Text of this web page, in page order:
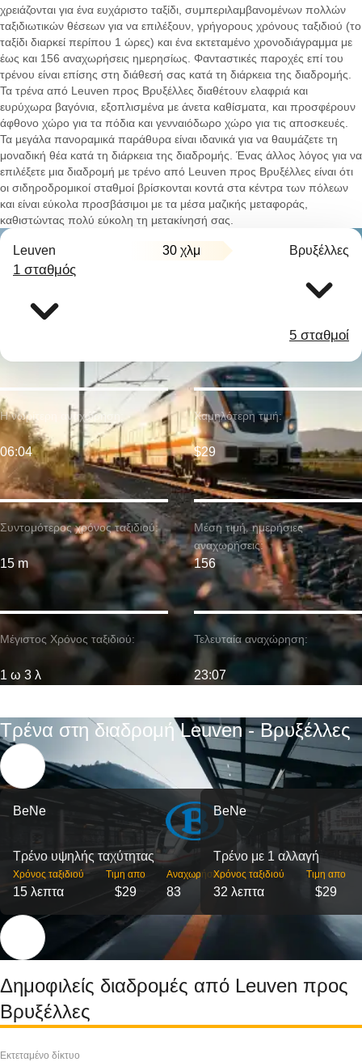
χρειάζονται για ένα ευχάριστο ταξίδι, συμπεριλαμβανομένων πολλών
ταξιδιωτικών θέσεων για να επιλέξουν, γρήγορους χρόνους ταξιδιού (το
ταξίδι διαρκεί περίπου 1 ώρες) και ένα εκτεταμένο χρονοδιάγραμμα με
έως και 156 αναχωρήσεις ημερησίως. Φανταστικές παροχές επί του
τρένου είναι επίσης στη διάθεσή σας κατά τη διάρκεια της διαδρομής.
Τα τρένα από Leuven προς Βρυξέλλες διαθέτουν ελαφριά και
ευρύχωρα βαγόνια, εξοπλισμένα με άνετα καθίσματα, και προσφέρουν
άφθονο χώρο για τα πόδια και γενναιόδωρο χώρο για τις αποσκευές.
Τα μεγάλα πανοραμικά παράθυρα είναι ιδανικά για να θαυμάζετε τη
μοναδική θέα κατά τη διάρκεια της διαδρομής. Ένας άλλος λόγος για να
επιλέξετε μια διαδρομή με τρένο από Leuven προς Βρυξέλλες είναι ότι
οι σιδηροδρομικοί σταθμοί βρίσκονται κοντά στα κέντρα των πόλεων
και είναι εύκολα προσβάσιμοι με τα μέσα μαζικής μεταφοράς,
καθιστώντας πολύ εύκολη τη μετακίνησή σας.
Leuven 30 χλμ Βρυξέλλες
1 σταθμός
5 σταθμοί
Συντομότερος χρόνος ταξιδιού:
15 m
Η νωρίτερη αναχώρηση:
06:04
Μέγιστος Χρόνος ταξιδιού:
1 ω 3 λ
Χαμηλότερη τιμή:
$29
Μέση τιμή. ημερήσιες
αναχωρήσεις:
156
Τελευταία αναχώρηση:
23:07
Τρένα στη διαδρομή Leuven - Βρυξέλλες
BeNe
Τρένο υψηλής ταχύτητας
Χρόνος ταξιδιού
15 λεπτα
Τιμη απο
$29
Αναχωρήσεις
83
BeNe
Τρένο με 1 αλλαγή
Χρόνος ταξιδιού
32 λεπτα
Τιμη απο
$29
Δημοφιλείς διαδρομές από Leuven προς
Βρυξέλλες
Εκτεταμένο δίκτυο